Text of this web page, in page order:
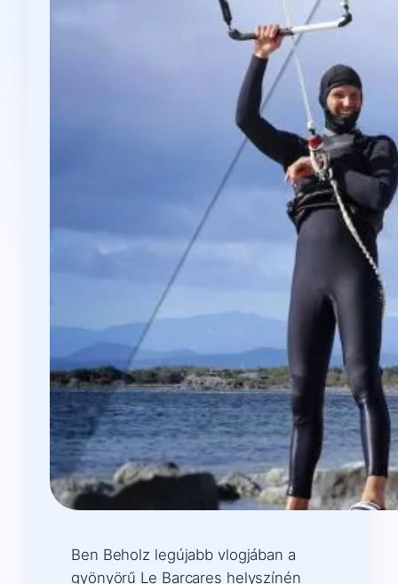
Ben Beholz legújabb vlogjában a
gyönyörű Le Barcares helyszínén